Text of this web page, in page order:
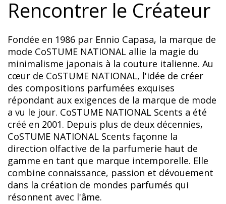
Rencontrer le Créateur
Fondée en 1986 par Ennio Capasa, la marque de
mode CoSTUME NATIONAL allie la magie du
minimalisme japonais à la couture italienne. Au
cœur de CoSTUME NATIONAL, l'idée de créer
des compositions parfumées exquises
répondant aux exigences de la marque de mode
a vu le jour. CoSTUME NATIONAL Scents a été
créé en 2001. Depuis plus de deux décennies,
CoSTUME NATIONAL Scents façonne la
direction olfactive de la parfumerie haut de
gamme en tant que marque intemporelle. Elle
combine connaissance, passion et dévouement
dans la création de mondes parfumés qui
résonnent avec l'âme.